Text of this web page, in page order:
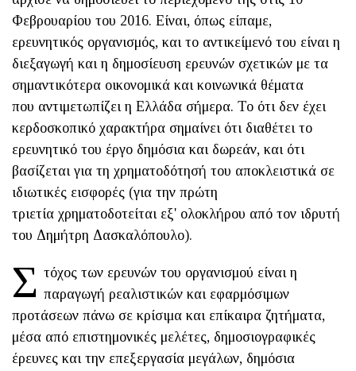
Φεβρουαρίου του 2016. Είναι, όπως είπαμε,
ερευνητικός οργανισμός, και το αντικείμενό του είναι η
διεξαγωγή και η δημοσίευση ερευνών σχετικών με τα
σημαντικότερα οικονομικά και κοινωνικά θέματα
που αντιμετωπίζει η Ελλάδα σήμερα. Το ότι δεν έχει
κερδοσκοπικό χαρακτήρα σημαίνει ότι διαθέτει το
ερευνητικό του έργο δημόσια και δωρεάν, και ότι
βασίζεται για τη χρηματοδότησή του αποκλειστικά σε
ιδιωτικές εισφορές (για την πρώτη
τριετία χρηματοδοτείται εξ' ολοκλήρου από τον ιδρυτή
του Δημήτρη Δασκαλόπουλο).
Σ τόχος των ερευνών του οργανισμού είναι η
παραγωγή ρεαλιστικών και εφαρμόσιμων
προτάσεων πάνω σε κρίσιμα και επίκαιρα ζητήματα,
μέσα από επιστημονικές μελέτες, δημοσιογραφικές
έρευνες και την επεξεργασία μεγάλων, δημόσια